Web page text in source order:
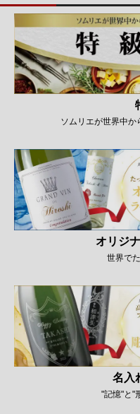
ソムリエが世界中か
オリジ
世界で
名入
"記憶"と"